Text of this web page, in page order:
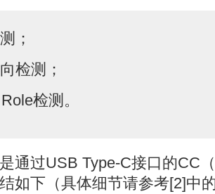
；
检测；
检测。
通过USB Type-C接口的CC
如下（具体细节请参考[2]中